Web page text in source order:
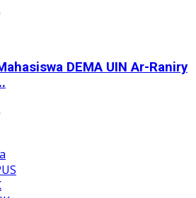
DEMA UIN Ar-Raniry